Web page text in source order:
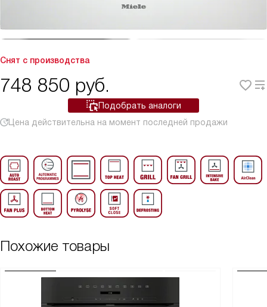
Снят с производства
748 850 руб.
Подобрать аналоги
Цена действительна на момент последней продажи
Похожие товары